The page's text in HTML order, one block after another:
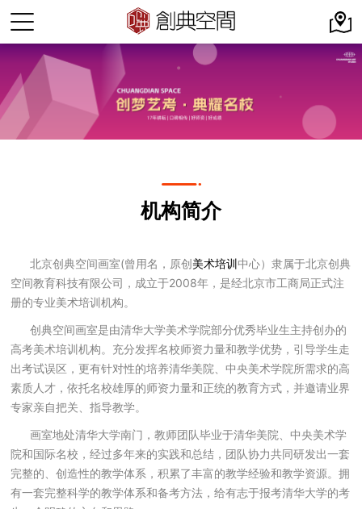
机构简介
北京创典空间画室(曾用名，原创美术培训中心）隶属于北京创典
空间教育科技有限公司，成立于2008年，是经北京市工商局正式注
册的专业美术培训机构。
创典空间画室是由清华大学美术学院部分优秀毕业生主持创办的
高考美术培训机构。充分发挥名校师资力量和教学优势，引导学生走
出考试误区，更有针对性的培养清华美院 、中央美术学院所需求的高
素质人才，依托名校雄厚的师资力量和正统的教育方式，并邀请业界
专家亲自把关、指导教学。
画室地处清华大学南门，教师团队毕业于清华美院 、中央美术学
院和国际名校，经过多年来的实践和总结，团队协力共同研发出一套
完整的、创造性的教学体系，积累了丰富的教学经验和教学资源。拥
有一套完整科学的教学体系和备考方法，给有志于报考清华大学的考